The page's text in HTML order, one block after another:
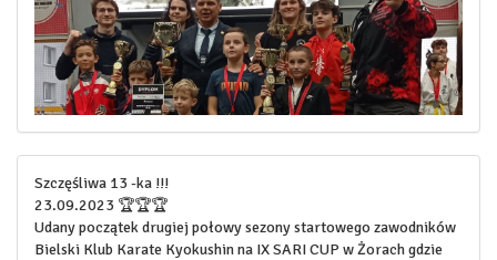
Szczęśliwa 13 -ka !!!
23.09.2023 🏆🏆🏆
Udany początek drugiej połowy sezony startowego zawodników
Bielski Klub Karate Kyokushin na IX SARI CUP w Żorach gdzie